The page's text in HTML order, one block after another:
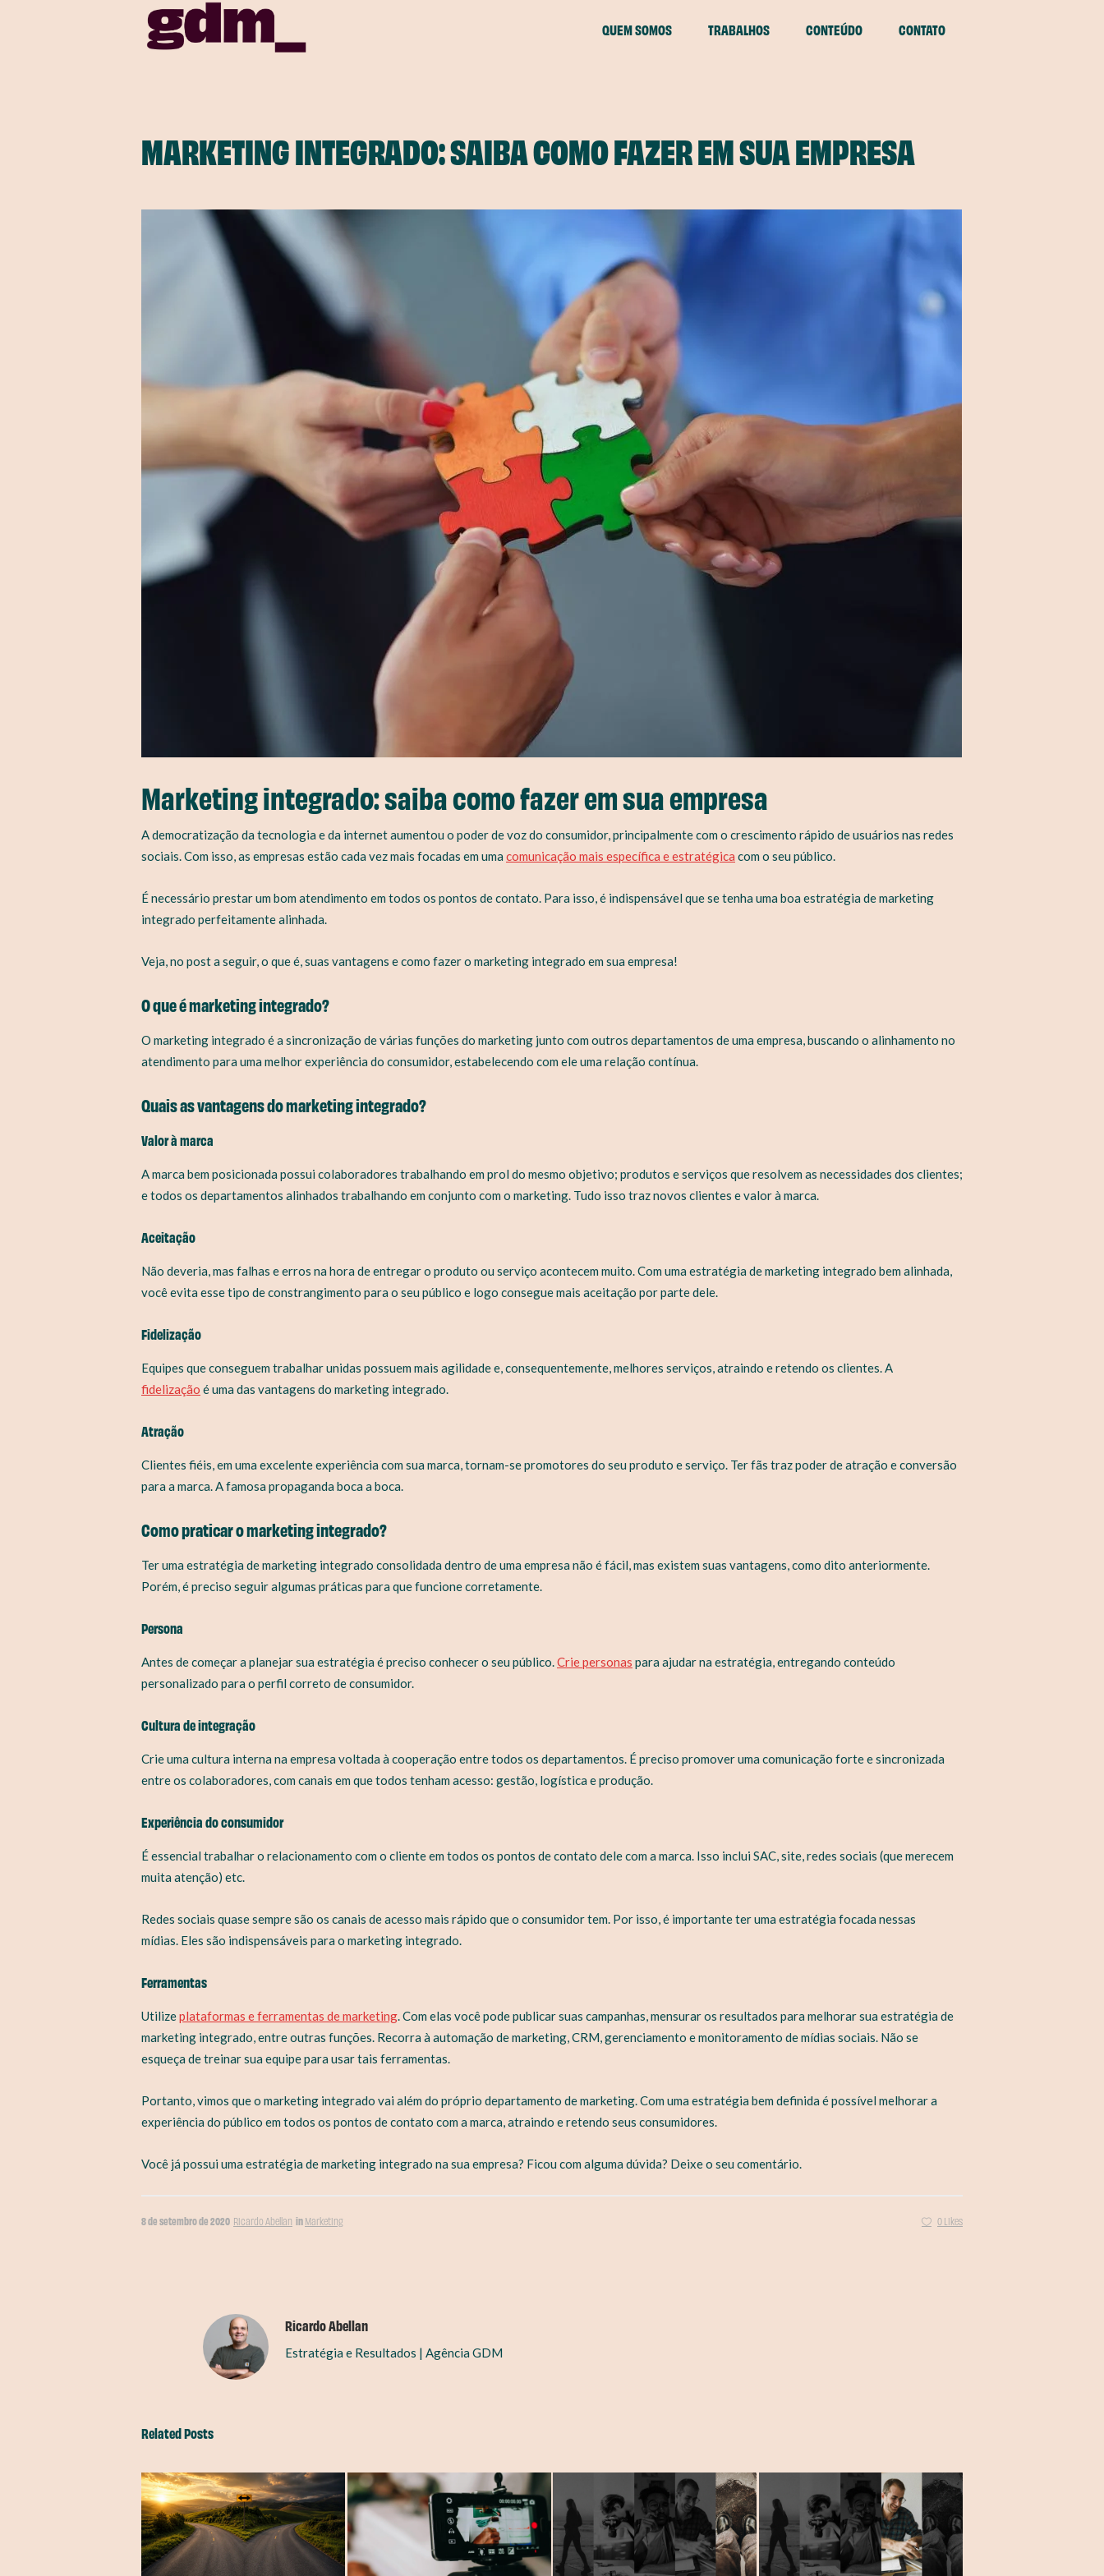
QUEM SOMOS TRABALHOS CONTEÚDO CONTATO
MARKETING INTEGRADO: SAIBA COMO FAZER EM SUA EMPRESA
Marketing integrado: saiba como fazer em sua empresa
A democratização da tecnologia e da internet aumentou o poder de voz do consumidor, principalmente com o crescimento rápido de usuários nas redes
sociais. Com isso, as empresas estão cada vez mais focadas em uma comunicação mais específica e estratégica com o seu público.
É necessário prestar um bom atendimento em todos os pontos de contato. Para isso, é indispensável que se tenha uma boa estratégia de marketing
integrado perfeitamente alinhada.
Veja, no post a seguir, o que é, suas vantagens e como fazer o marketing integrado em sua empresa!
O que é marketing integrado?
O marketing integrado é a sincronização de várias funções do marketing junto com outros departamentos de uma empresa, buscando o alinhamento no
atendimento para uma melhor experiência do consumidor, estabelecendo com ele uma relação contínua.
Quais as vantagens do marketing integrado?
Valor à marca
A marca bem posicionada possui colaboradores trabalhando em prol do mesmo objetivo; produtos e serviços que resolvem as necessidades dos clientes;
e todos os departamentos alinhados trabalhando em conjunto com o marketing. Tudo isso traz novos clientes e valor à marca.
Aceitação
Não deveria, mas falhas e erros na hora de entregar o produto ou serviço acontecem muito. Com uma estratégia de marketing integrado bem alinhada,
você evita esse tipo de constrangimento para o seu público e logo consegue mais aceitação por parte dele.
Fidelização
Equipes que conseguem trabalhar unidas possuem mais agilidade e, consequentemente, melhores serviços, atraindo e retendo os clientes. A
fidelização é uma das vantagens do marketing integrado.
Atração
Clientes fiéis, em uma excelente experiência com sua marca, tornam-se promotores do seu produto e serviço. Ter fãs traz poder de atração e conversão
para a marca. A famosa propaganda boca a boca.
Como praticar o marketing integrado?
Ter uma estratégia de marketing integrado consolidada dentro de uma empresa não é fácil, mas existem suas vantagens, como dito anteriormente.
Porém, é preciso seguir algumas práticas para que funcione corretamente.
Persona
Antes de começar a planejar sua estratégia é preciso conhecer o seu público.Crie personas para ajudar na estratégia, entregando conteúdo
personalizado para o perfil correto de consumidor.
Cultura de integração
Crie uma cultura interna na empresa voltada à cooperação entre todos os departamentos. É preciso promover uma comunicação forte e sincronizada
entre os colaboradores, com canais em que todos tenham acesso: gestão, logística e produção.
Experiência do consumidor
É essencial trabalhar o relacionamento com o cliente em todos os pontos de contato dele com a marca. Isso inclui SAC, site, redes sociais (que merecem
muita atenção) etc.
Redes sociais quase sempre são os canais de acesso mais rápido que o consumidor tem. Por isso, é importante ter uma estratégia focada nessas
mídias. Eles são indispensáveis para o marketing integrado.
Ferramentas
Utilizeplataformas e ferramentas de marketing. Com elas você pode publicar suas campanhas, mensurar os resultados para melhorar sua estratégia de
marketing integrado, entre outras funções. Recorra à automação de marketing, CRM, gerenciamento e monitoramento de mídias sociais. Não se
esqueça de treinar sua equipe para usar tais ferramentas.
Portanto, vimos que o marketing integrado vai além do próprio departamento de marketing. Com uma estratégia bem definida é possível melhorar a
experiência do público em todos os pontos de contato com a marca, atraindo e retendo seus consumidores.
Você já possui uma estratégia de marketing integrado na sua empresa? Ficou com alguma dúvida? Deixe o seu comentário.
8 de setembro de 2020 Ricardo Abellan in Marketing 0 Likes
Ricardo Abellan
Estratégia e Resultados | Agência GDM
Related Posts